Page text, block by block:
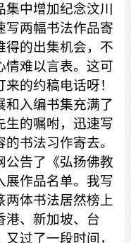
中增加纪念汶川
写两幅书法作品寄
得的出集机会，不
情难以言表。这可
的约稿电话呀！
和入编书集充满了
生的嘱咐，迅速写
书法习作寄去。
公告了《弘扬佛教
展作品名单。我写
两体书法居然榜上
港、新加坡、台
过了一段时间，